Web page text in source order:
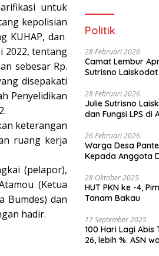
untuk
kepolisian
KUHAP, dan
2022, tentang
sebesar Rp.
disepakati
Penyelidikan
keterangan
ruang kerja
(pelapor),
(Ketua
Bumdes) dan
hadir.
Politik
28 Februari 2026
Camat Lembur
28 Februari 2026
Julie Sutrisno
dan Fungsi LPS di
26 Februari 2026
Warga Desa
Kepada
28 Oktober 2025
HUT PKN ke -4, Pimcab dan Kader Gelar Bansos,
Tanam Bakau
17 September 2025
100 Hari Lagi Abis
26, lebih %. ASN